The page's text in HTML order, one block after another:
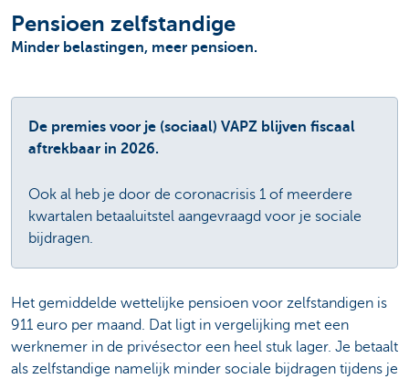
Pensioen zelfstandige
Minder belastingen, meer pensioen.
De premies voor je (sociaal) VAPZ blijven fiscaal
aftrekbaar in 2026.
Ook al heb je door de coronacrisis 1 of meerdere
kwartalen betaaluitstel aangevraagd voor je sociale
bijdragen.
Het gemiddelde wettelijke pensioen voor zelfstandigen is
911 euro per maand. Dat ligt in vergelijking met een
werknemer in de privésector een heel stuk lager. Je betaalt
als zelfstandige namelijk minder sociale bijdragen tijdens je